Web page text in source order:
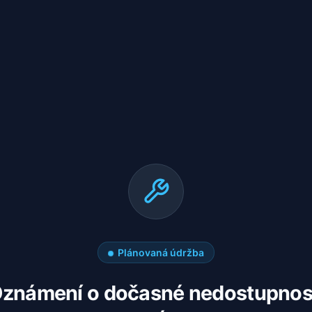
Plánovaná údržba
o dočasné